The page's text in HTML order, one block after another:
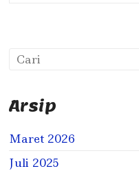
Arsip
Maret 2026
Juli 2025